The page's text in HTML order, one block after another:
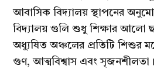
আবাসিক বিদ্যালয় স্থাপনের
বিদ্যালয় গুলি শুধু শিক্ষার আলো
অধ্যুষিত অঞ্চলের প্রতিটি শিশুর
গুণ, আত্মবিশ্বাস এবং সৃজনশীলতা।